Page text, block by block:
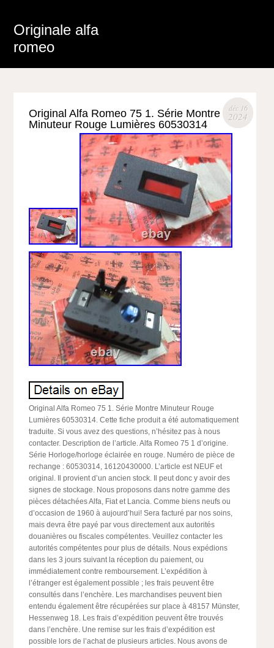
Originale alfa
romeo
déc 16
2024
Original Alfa Romeo 75 1. Série Montre
Minuteur Rouge Lumières 60530314
Original Alfa Romeo 75 1. Série Montre Minuteur Rouge
Lumières 60530314. Cette fiche produit a été automatiquement
traduite. Si vous avez des questions, n’hésitez pas à nous
contacter. Description de l’article. Alfa Romeo 75 1 d’origine.
Série Horloge/horloge éclairée en rouge. Numéro de pièce de
rechange : 60530314, 16120430000. L’article est NEUF et
original. Il provient d’un ancien stock. Il peut donc y avoir des
signes de stockage. Nous proposons dans notre gamme des
pièces détachées Alfa, Fiat et Lancia. Comme biens neufs ou
d’occasion de 1960 à aujourd’hui! Sera facturé par nos soins,
mais devra être payé par vous directement aux autorités
douanières ou fiscales compétentes. Veuillez contacter les
autorités compétentes pour plus de détails. Nous expédions
dans les 3 jours suivant la réception du paiement, ou
immédiatement contre remboursement. L’expédition à
l’étranger est également possible ; les frais peuvent être
consultés dans l’enchère. Les marchandises peuvent bien
entendu également être récupérées sur place à 48157 Münster,
Hessenweg 18. Les frais d’expédition peuvent être trouvés
dans l’enchère. Une remise sur les frais d’expédition est
possible lors de l’achat de plusieurs articles. Nous avons de